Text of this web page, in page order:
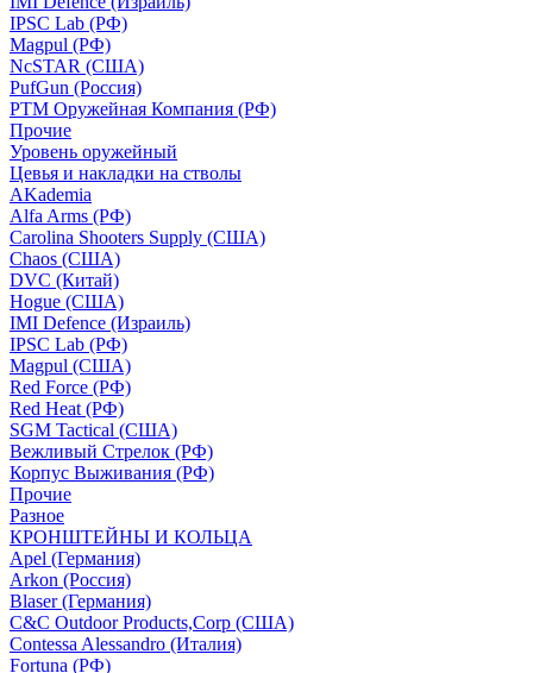
IPSC Lab (РФ)
Magpul (РФ)
NcSTAR (США)
PufGun (Россия)
РТМ Оружейная Компания (РФ)
Прочие
Уровень оружейный
Цевья и накладки на стволы
AKademia
Alfa Arms (РФ)
Carolina Shooters Supply (США)
Chaos (США)
DVC (Китай)
Hogue (США)
IMI Defence (Израиль)
IPSC Lab (РФ)
Magpul (США)
Red Force (РФ)
Red Heat (РФ)
SGM Tactical (США)
Вежливый Стрелок (РФ)
Корпус Выживания (РФ)
Прочие
Разное
КРОНШТЕЙНЫ И КОЛЬЦА
Apel (Германия)
Arkon (Россия)
Blaser (Германия)
C&C Outdoor Products,Corp (США)
Contessa Alessandro (Италия)
Fortuna (РФ)